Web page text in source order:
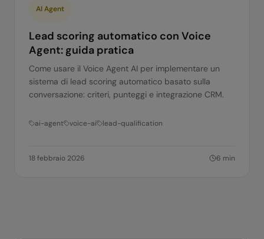
AI Agent
Lead scoring automatico con Voice
Agent: guida pratica
Come usare il Voice Agent AI per implementare un
sistema di lead scoring automatico basato sulla
conversazione: criteri, punteggi e integrazione CRM.
ai-agent voice-ai lead-qualification
18 febbraio 2026 6 min